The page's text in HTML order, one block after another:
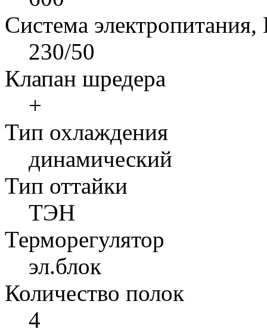
Система
230/50
Клапан шредера
+
Тип охлаждения
динамический
Тип оттайки
ТЭН
Терморегулятор
эл.блок
Количество полок
4